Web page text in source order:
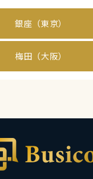
銀座（東京）
梅田（大阪）